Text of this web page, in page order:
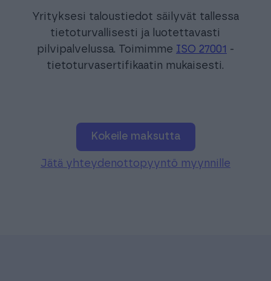
Yrityksesi taloustiedot säilyvät tallessa
tietoturvallisesti ja luotettavasti
pilvipalvelussa. Toimimme ISO 27001 -
tietoturvasertifikaatin mukaisesti.
Kokeile maksutta
Jätä yhteydenottopyyntö myynnille